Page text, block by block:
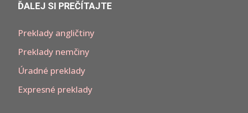
ĎALEJ SI PREČÍTAJTE
Preklady angličtiny
Preklady nemčiny
Úradné preklady
Expresné preklady